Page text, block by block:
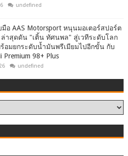
undefined
มือ AAS Motorsport หนุนมอเตอร์สปอร์ต
ล่าสุดดัน "เติ้น ทัศนพล" สู่เวทีระดับโลก
ร้อมยกระดับน้ำมันพรีเมียมไปอีกขั้น กับ
Premium 98+ Plus
undefined